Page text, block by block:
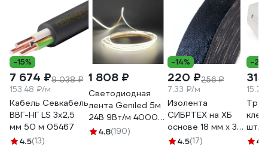
-15%
7 674 ₽9 038 ₽
153.48 ₽/м
Кабель Севкабель
ВВГ-НГ LS 3х2,5
мм 50 м 05467
4.5(13)
1 808 ₽
Светодиодная
лента Geniled 5м
24В 9Вт/м 4000К
COB нейтральная
4.8(190)
-14%
220 ₽256 ₽
7.33 ₽/м
Изолента
СИБРТЕХ на ХБ
основе 18 мм х 30
м, 300 гр. 88762
4.5(17)
-
шт/
4.7